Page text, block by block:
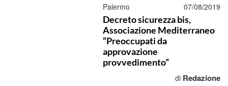
Palermo 07/08/2019
Decreto sicurezza bis,
Associazione Mediterraneo
“Preoccupati da
approvazione
provvedimento”
di Redazione